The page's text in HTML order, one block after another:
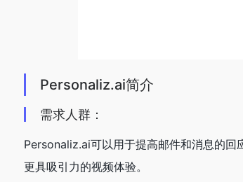
Personaliz.ai简介
需求人群：
Personaliz.ai可以用于提高邮件和消息的
更具吸引力的视频体验。